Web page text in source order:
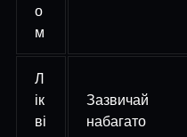
о
м
Л
ік
ві
Зазвичай
набагато